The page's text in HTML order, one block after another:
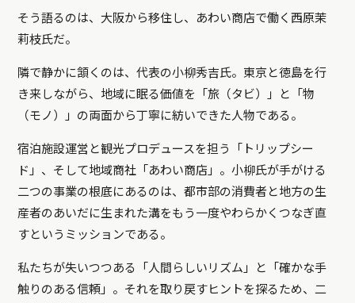
そう語るのは、大阪から移住し、あわい商店で働く西原茉
莉枝氏だ。
隣で静かに頷くのは、代表の小柳秀吉氏。東京と徳島を行
き来しながら、地域に眠る価値を「旅（タビ）」と「物
（モノ）」の両面から丁寧に紡いできた人物である。
宿泊施設運営と観光プロデュースを担う「トリップシー
ド」、そして地域商社「あわい商店」。小柳氏が手がける
二つの事業の根底にあるのは、都市部の消費者と地方の生
産者のあいだに生まれた溝をもう一度やわらかくつなぎ直
すというミッションである。
私たちが失いつつある「人間らしいリズム」と「確かな手
触りのある信頼」。それを取り戻すヒントを探るため、二